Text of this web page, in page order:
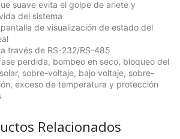
suave evita el golpe de ariete y
del sistema
de visualización de estado del
través de RS-232/RS-485
perdida, bombeo en seco, bloqueo del
sobre-voltaje, bajo voltaje, sobre-
exceso de temperatura y protección
Relacionados